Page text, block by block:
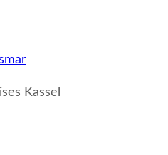
Kassel